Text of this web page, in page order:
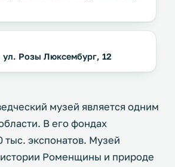
Розы Люксембург, 12
музей является одним
В его фондах
тыс. экспонатов. Музей
истории Роменщины и природе